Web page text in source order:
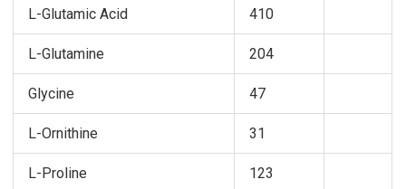
L-Glutamic Acid 410
L-Glutamine 204
Glycine 47
L-Ornithine 31
L-Proline 123